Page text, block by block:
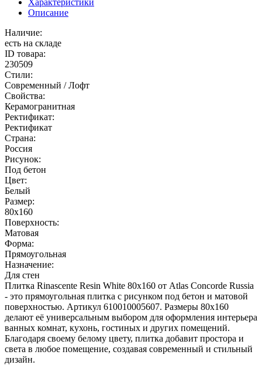
Описание
Наличие:
есть на складе
ID товара:
230509
Стили:
Современный / Лофт
Свойства:
Керамогранитная
Ректификат:
Ректификат
Страна:
Россия
Рисунок:
Под бетон
Цвет:
Белый
Размер:
80x160
Поверхность:
Матовая
Форма:
Прямоугольная
Назначение:
Для стен
Плитка Rinascente Resin White 80x160 от Atlas Concorde Russia
- это прямоугольная плитка с рисунком под бетон и матовой
поверхностью. Артикул 610010005607. Размеры 80x160
делают её универсальным выбором для оформления интерьера
ванных комнат, кухонь, гостиных и других помещений.
Благодаря своему белому цвету, плитка добавит простора и
света в любое помещение, создавая современный и стильный
дизайн.